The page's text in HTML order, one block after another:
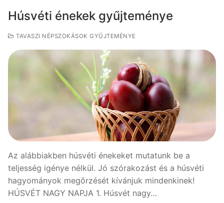
Húsvéti énekek gyűjteménye
TAVASZI NÉPSZOKÁSOK GYŰJTEMÉNYE
Az alábbiakben húsvéti énekeket mutatunk be a
teljesség igénye nélkül. Jó szórakozást és a húsvéti
hagyományok megőrzését kívánjuk mindenkinek!
HÚSVÉT NAGY NAPJA 1. Húsvét nagy…